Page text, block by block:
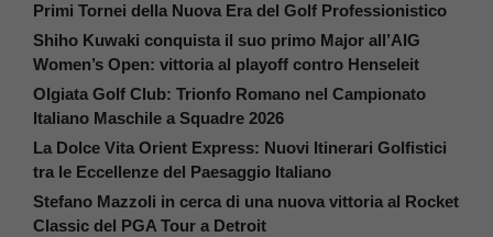
Primi Tornei della Nuova Era del Golf Professionistico
Shiho Kuwaki conquista il suo primo Major all’AIG
Women’s Open: vittoria al playoff contro Henseleit
Olgiata Golf Club: Trionfo Romano nel Campionato
Italiano Maschile a Squadre 2026
La Dolce Vita Orient Express: Nuovi Itinerari Golfistici
tra le Eccellenze del Paesaggio Italiano
Stefano Mazzoli in cerca di una nuova vittoria al Rocket
Classic del PGA Tour a Detroit